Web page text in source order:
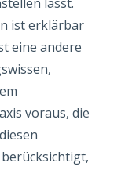
ist erklärbar
eine andere
voraus, die